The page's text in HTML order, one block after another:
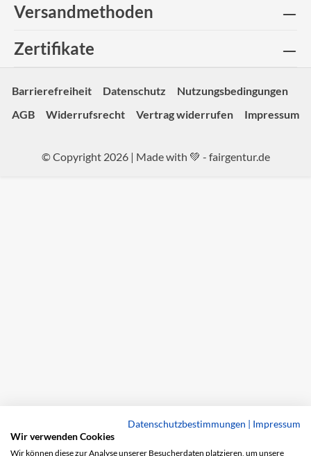
Versandmethoden
Zertifikate
Barrierefreiheit Datenschutz
Nutzungsbedingungen
AGB
Widerrufsrecht Vertrag widerrufen Impressum
© Copyright 2026 | Made with 💚 - fairgentur.de
Datenschutzbestimmungen | Impressum
Wir verwenden Cookies
Wir können diese zur Analyse unserer Besucherdaten platzieren, um unsere